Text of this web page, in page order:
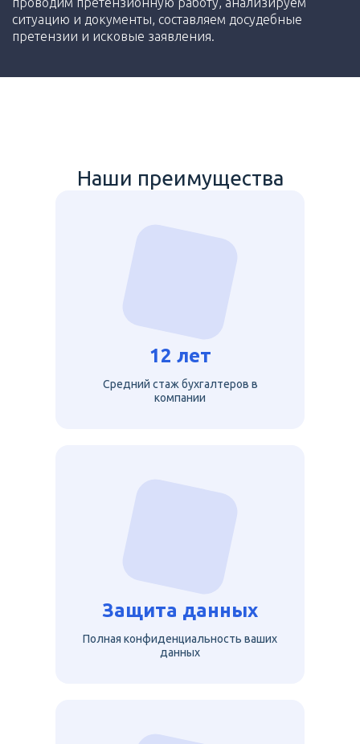
ситуацию и документы, составляем досудебные
претензии и исковые заявления.
Наши преимущества
12 лет
Средний стаж бухгалтеров в
компании
Защита данных
Полная конфиденциальность ваших
данных